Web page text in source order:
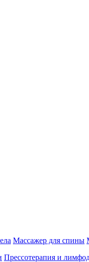
Массажер для спины
Прессотерапия и